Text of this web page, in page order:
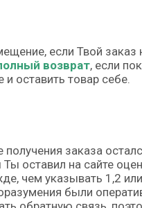
если Твой заказ
возврат, если
оставить товар себе.
получения заказа
оставил на сайте
чем указывать 1,2
были